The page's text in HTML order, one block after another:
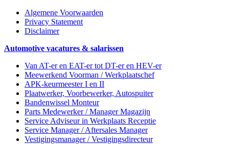
Algemene Voorwaarden
Privacy Statement
Disclaimer
Automotive vacatures & salarissen
Van AT-er en EAT-er tot DT-er en HEV-er
Meewerkend Voorman / Werkplaatschef
APK-keurmeester I en II
Plaatwerker, Voorbewerker, Autospuiter
Bandenwissel Monteur
Parts Medewerker / Manager Magazijn
Service Adviseurin Werkplaats Receptie
Service Manager / Aftersales Manager
Vestigingsmanager / Vestigingsdirecteur